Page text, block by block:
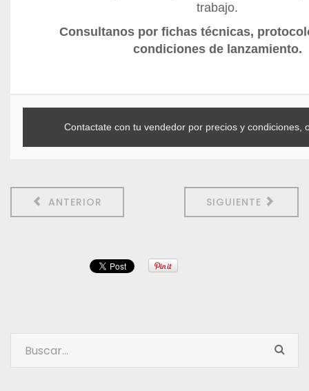
trabajo.
Consultanos por fichas técnicas,
condiciones de lanzamiento.
Contactate con tu vendedor por precios y condiciones,
ANTERIOR SIGUIENTE